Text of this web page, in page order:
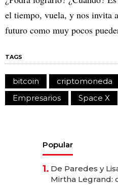
el tiempo, vuela, y nos invita
futuro como muy pocos
TAGS
bitcoin criptomoneda
Empresarios
Space X
Popular
1. De Paredes y
Mirtha Legrand: